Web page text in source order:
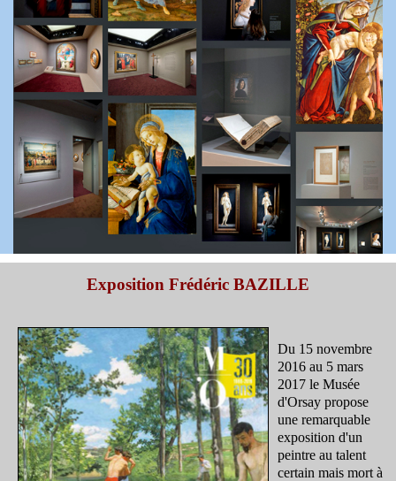
Exposition Frédéric BAZILLE
Du 15 novembre
2016 au 5 mars
2017 le Musée
d'Orsay propose
une remarquable
exposition d'un
peintre au talent
certain mais mort à